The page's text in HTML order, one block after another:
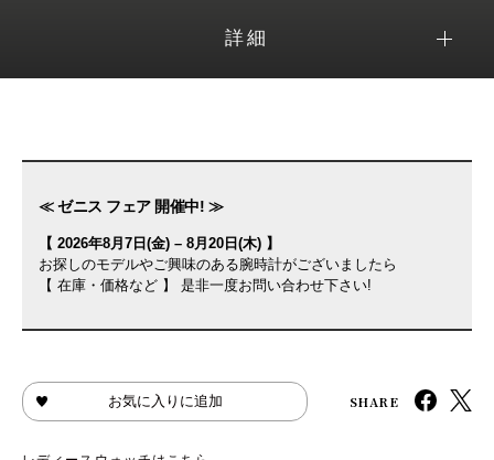
詳細
≪ ゼニス フェア 開催中! ≫
【 2026年8月7日(金) – 8月20日(木) 】
お探しのモデルやご興味のある腕時計がございましたら
【 在庫・価格など 】 是非一度お問い合わせ下さい!
お気に入りに追加 SHARE